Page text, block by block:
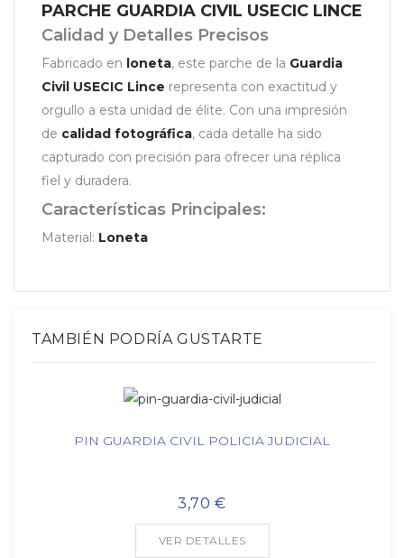
PARCHE GUARDIA CIVIL USECIC LINCE
Calidad y Detalles Precisos
Fabricado en loneta, este parche de la Guardia
Civil USECIC Lince representa con exactitud y
orgullo a esta unidad de élite. Con una impresión
de calidad fotográfica, cada detalle ha sido
capturado con precisión para ofrecer una réplica
fiel y duradera.
Características Principales:
Material: Loneta
TAMBIÉN PODRÍA GUSTARTE
PIN GUARDIA CIVIL POLICIA JUDICIAL
3,70 €
VER DETALLES